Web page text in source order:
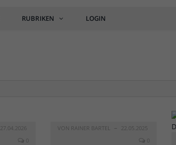
RUBRIKEN LOGIN
27.04.2026
0
VON RAINER BARTEL
22.05.2025
0